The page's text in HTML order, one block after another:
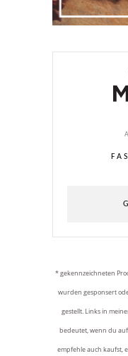
* gekennzeichneten
wurden gesponsert
gestellt. Links in
bedeutet, wenn du
empfehle auch kaufst,